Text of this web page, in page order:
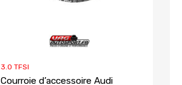
3.0 TFSI
Courroie d’accessoire Audi